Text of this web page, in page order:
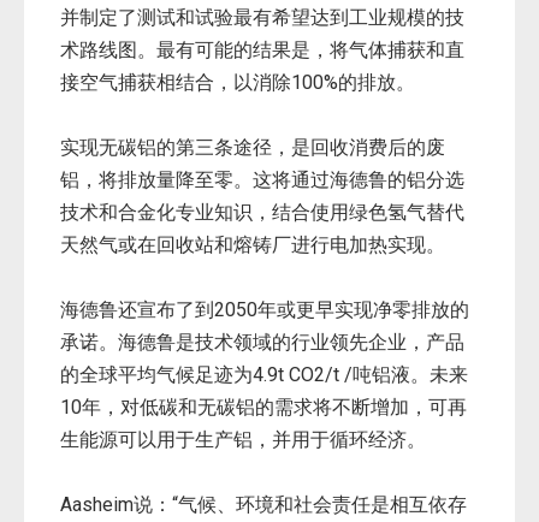
并制定了测试和试验最有希望达到工业规模的技
术路线图。最有可能的结果是，将气体捕获和直
接空气捕获相结合，以消除100%的排放。
实现无碳铝的第三条途径，是回收消费后的废
铝，将排放量降至零。这将通过海德鲁的铝分选
技术和合金化专业知识，结合使用绿色氢气替代
天然气或在回收站和熔铸厂进行电加热实现。
海德鲁还宣布了到2050年或更早实现净零排放的
承诺。海德鲁是技术领域的行业领先企业，产品
的全球平均气候足迹为4.9t CO2/t /吨铝液。未来
10年，对低碳和无碳铝的需求将不断增加，可再
生能源可以用于生产铝，并用于循环经济。
Aasheim说：“气候、环境和社会责任是相互依存